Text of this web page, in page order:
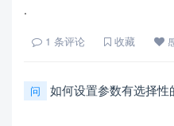
.
1 条评论 收藏
问 如何设置参数有选择性